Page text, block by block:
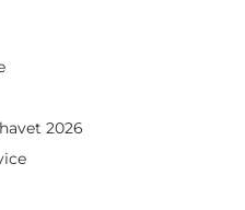
2026